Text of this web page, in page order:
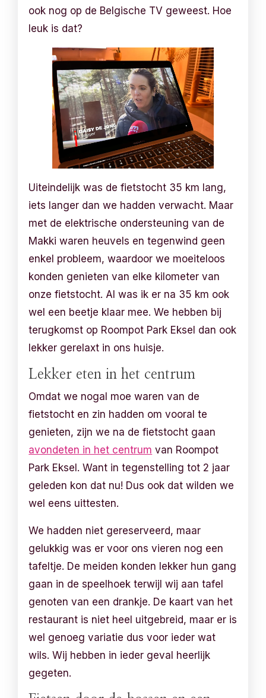
ook nog op de Belgische TV geweest. Hoe
leuk is dat?
Uiteindelijk was de fietstocht 35 km lang,
iets langer dan we hadden verwacht. Maar
met de elektrische ondersteuning van de
Makki waren heuvels en tegenwind geen
enkel probleem, waardoor we moeiteloos
konden genieten van elke kilometer van
onze fietstocht. Al was ik er na 35 km ook
wel een beetje klaar mee. We hebben bij
terugkomst op Roompot Park Eksel dan ook
lekker gerelaxt in ons huisje.
Lekker eten in het centrum
Omdat we nogal moe waren van de
fietstocht en zin hadden om vooral te
genieten, zijn we na de fietstocht gaan
avondeten in het centrum van Roompot
Park Eksel. Want in tegenstelling tot 2 jaar
geleden kon dat nu! Dus ook dat wilden we
wel eens uittesten.
We hadden niet gereserveerd, maar
gelukkig was er voor ons vieren nog een
tafeltje. De meiden konden lekker hun gang
gaan in de speelhoek terwijl wij aan tafel
genoten van een drankje. De kaart van het
restaurant is niet heel uitgebreid, maar er is
wel genoeg variatie dus voor ieder wat
wils. Wij hebben in ieder geval heerlijk
gegeten.